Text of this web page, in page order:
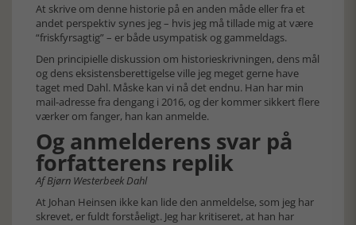
At skrive om denne historie på en anden måde eller fra et
andet perspektiv synes jeg – hvis jeg må tillade mig at være
“friskfyrsagtig” – er både usympatisk og gammeldags.
Den principielle diskussion om historieskrivningen, dens mål
og dens eksistensberettigelse ville jeg meget gerne have
taget med Dahl. Måske kan vi nå det endnu. Han har min
mail-adresse fra dengang i 2016, og der kommer sikkert flere
værker om fanger, han kan anmelde.
Og anmelderens svar på
forfatterens replik
Af Bjørn Westerbeek Dahl
At Johan Heinsen ikke kan lide den anmeldelse, som jeg har
skrevet, er fuldt forståeligt. Jeg har kritiseret, at han har